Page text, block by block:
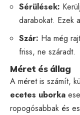
Sérülések:
darabokat. Ezek
Szár: Ha még
friss, ne száradt.
Méret és állag
A méret is számít,
ecetes uborka
ropogósabbak és